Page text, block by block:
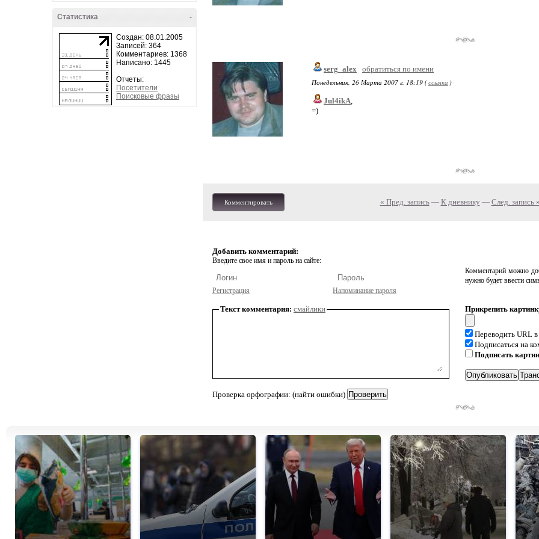
-
Статистика
Создан: 08.01.2005
Записей: 364
Комментариев: 1368
Написано: 1445
Отчеты:
Посетители
Поисковые фразы
serg_alex обратиться по имени
Понедельник, 26 Марта 2007 г. 18:19 (ссылка )
Jul4ikA,
=)
Комментировать « Пред. запись— К дневнику — След. запись
Добавить комментарий:
Введите свое имя и пароль на сайте:
Регистрация Напоминание пароля
Комментарий можно
нужно будет ввести
Текст комментария: смайлики
Проверка орфографии: (найти ошибки)
Прикрепить
Переводить URL
Подписаться на
Подписать